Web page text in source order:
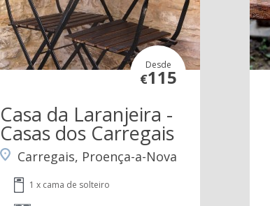
Desde
€115
Casa da Laranjeira -
Casas dos Carregais
Carregais, Proença-a-Nova
1 x cama de solteiro